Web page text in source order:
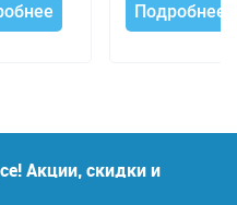
Подробнее
Акции, скидки и